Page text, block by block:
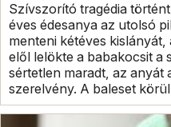
Szívszorító tragédia
éves édesanya az utolsó
menteni kétéves
elől lelökte a babakocsit a
sértetlen maradt, az anyát
szerelvény. A baleset